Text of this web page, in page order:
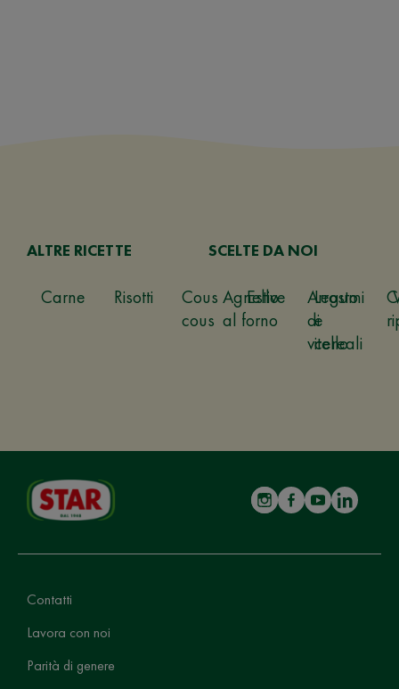
ALTRE RICETTE
Carne Risotti
Cous
cous
Estive
Legumi
e
cereali
SCELTE DA NOI
Agnello
al forno
Arrosto
di
vitello
Contatti
Lavora con noi
Parità di genere